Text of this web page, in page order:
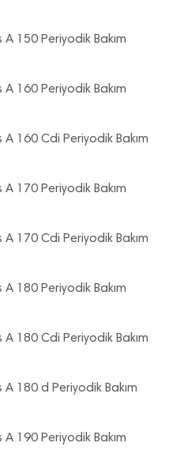
150 Periyodik Bakım
160 Periyodik Bakım
160 Cdi Periyodik Bakım
170 Periyodik Bakım
170 Cdi Periyodik Bakım
180 Periyodik Bakım
180 Cdi Periyodik Bakım
180 d Periyodik Bakım
190 Periyodik Bakım